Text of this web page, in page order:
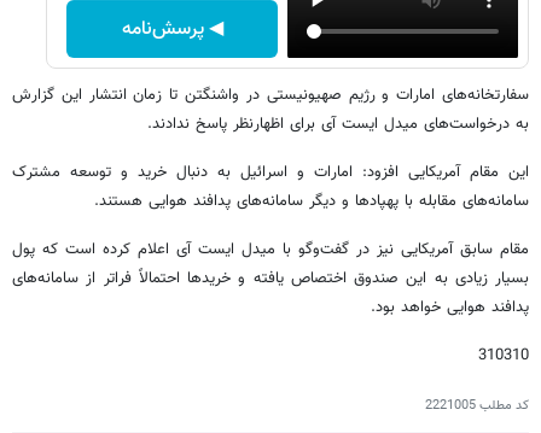
◀ پرسش‌نامه
سفارتخانه‌های امارات و رژیم صهیونیستی در واشنگتن تا زمان انتشار این گزارش
به درخواست‌های میدل ایست آی برای اظهارنظر پاسخ ندادند.
این مقام آمریکایی افزود: امارات و اسرائیل به دنبال خرید و توسعه مشترک
سامانه‌های مقابله با پهپادها و دیگر سامانه‌های پدافند هوایی هستند.
مقام سابق آمریکایی نیز در گفت‌وگو با میدل ایست آی اعلام کرده است که پول
بسیار زیادی به این صندوق اختصاص یافته و خریدها احتمالاً فراتر از سامانه‌های
پدافند هوایی خواهد بود.
310310
کد مطلب2221005